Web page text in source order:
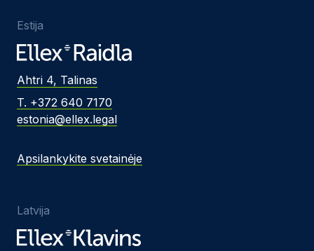
Estija
Ahtri 4, Talinas
T. +372 640 7170
estonia@ellex.legal
Apsilankykite svetainėje
Latvija